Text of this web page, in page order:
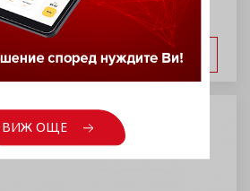
ВИЖ ОЩЕ
ВИЖ ОЩЕ